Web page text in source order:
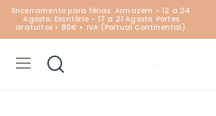
Encerramento para férias: Armazém - 12 a 24
Agosto; Escritório - 17 a 21 Agosto. Portes
Gratuitos > 80€ + IVA (Portual Continental).